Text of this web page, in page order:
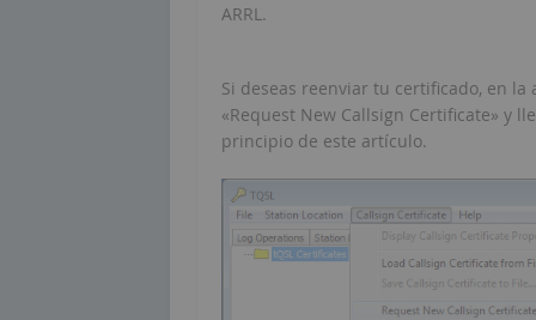
ARRL.
Si deseas reenviar tu certificado, en
«Request New Callsign Certificate» y
principio de este artículo.